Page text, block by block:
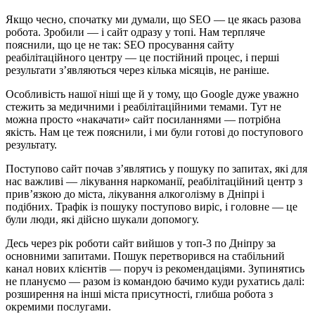
Якщо чесно, спочатку ми думали, що SEO — це якась разова
робота. Зробили — і сайт одразу у топі. Нам терпляче
пояснили, що це не так: SEO просування сайту
реабілітаційного центру — це постійний процес, і перші
результати з’являються через кілька місяців, не раніше.
Особливість нашої ніші ще й у тому, що Google дуже уважно
стежить за медичними і реабілітаційними темами. Тут не
можна просто «накачати» сайт посиланнями — потрібна
якість. Нам це теж пояснили, і ми були готові до поступового
результату.
Поступово сайт почав з’являтись у пошуку по запитах, які для
нас важливі — лікування наркоманії, реабілітаційний центр з
прив’язкою до міста, лікування алкоголізму в Дніпрі і
подібних. Трафік із пошуку поступово виріс, і головне — це
були люди, які дійсно шукали допомогу.
Десь через рік роботи сайт вийшов у топ-3 по Дніпру за
основними запитами. Пошук перетворився на стабільний
канал нових клієнтів — поруч із рекомендаціями. Зупинятись
не плануємо — разом із командою бачимо куди рухатись далі:
розширення на інші міста присутності, глибша робота з
окремими послугами.